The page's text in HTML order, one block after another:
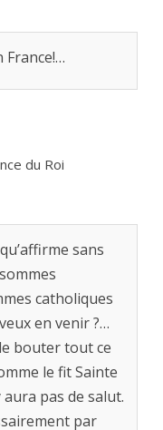
France!…
du Roi
sans
catholiques
en venir ?…
bouter tout ce
le fit Sainte
aura pas de salut.
par